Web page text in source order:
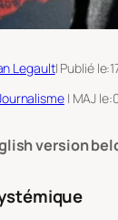
Legault| Publié le:
| MAJ le:
version